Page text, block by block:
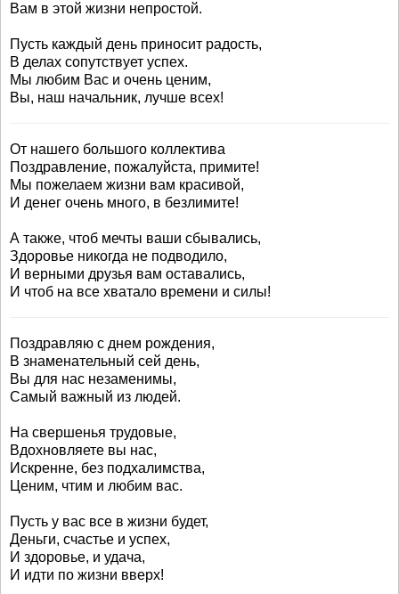
Вам в этой жизни непростой.
Пусть каждый день приносит радость,
В делах сопутствует успех.
Мы любим Вас и очень ценим,
Вы, наш начальник, лучше всех!
От нашего большого коллектива
Поздравление, пожалуйста, примите!
Мы пожелаем жизни вам красивой,
И денег очень много, в безлимите!
А также, чтоб мечты ваши сбывались,
Здоровье никогда не подводило,
И верными друзья вам оставались,
И чтоб на все хватало времени и силы!
Поздравляю с днем рождения,
В знаменательный сей день,
Вы для нас незаменимы,
Самый важный из людей.
На свершенья трудовые,
Вдохновляете вы нас,
Искренне, без подхалимства,
Ценим, чтим и любим вас.
Пусть у вас все в жизни будет,
Деньги, счастье и успех,
И здоровье, и удача,
И идти по жизни вверх!